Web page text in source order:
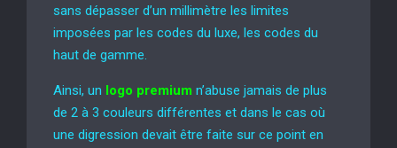
sans dépasser d’un millimètre les limites
imposées par les codes du luxe, les codes du
haut de gamme.
Ainsi, un logo premium n’abuse jamais de plus
de 2 à 3 couleurs différentes et dans le cas où
une digression devait être faite sur ce point en